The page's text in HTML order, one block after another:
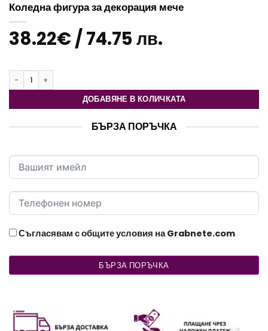
Коледна фигура за декорация мече
38.22€/ 74.75 лв.
количество за Коледна фигура за декорация мече
ДОБАВЯНЕ В КОЛИЧКАТА
БЪРЗА ПОРЪЧКА
Съгласявам с общите условия на Grabnete.com
БЪРЗА ПОРЪЧКА